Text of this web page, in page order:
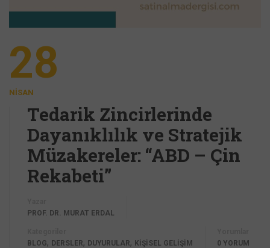
28
NISAN
Tedarik Zincirlerinde
Dayanıklılık ve Stratejik
Müzakereler: “ABD – Çin
Rekabeti”
PROF. DR. MURAT ERDAL
BLOG, DERSLER, DUYURULAR, KİŞİSEL GELİŞİM
0 YORUM